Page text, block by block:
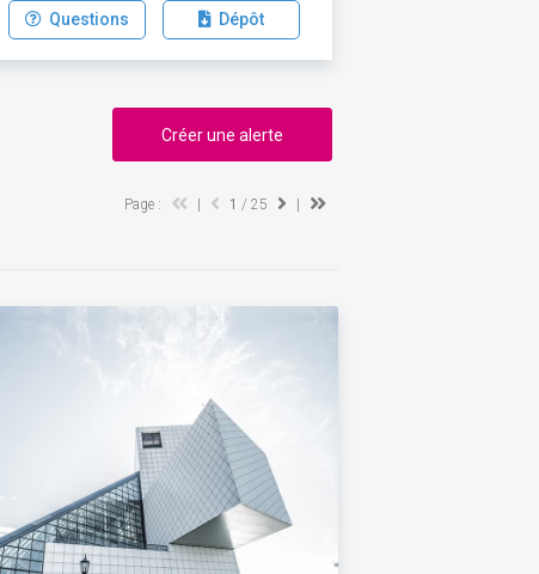
Questions Dépôt
Créer une alerte
Page : 1 / 25